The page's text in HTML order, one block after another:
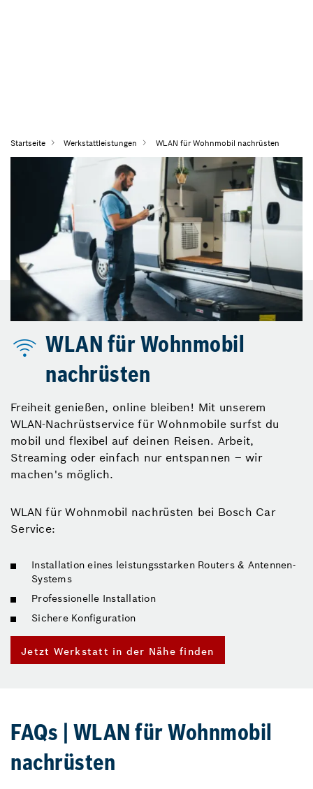
Startseite Werkstattleistungen WLAN für Wohnmobil nachrüsten
WLAN für Wohnmobil
nachrüsten
Freiheit genießen, online bleiben! Mit unserem
WLAN-Nachrüstservice für Wohnmobile surfst du
mobil und flexibel auf deinen Reisen. Arbeit,
Streaming oder einfach nur entspannen – wir
machen's möglich.
WLAN für Wohnmobil nachrüsten bei Bosch Car
Service:
Installation eines leistungsstarken Routers & Antennen-
Systems
Professionelle Installation
Sichere Konfiguration
Jetzt Werkstatt in der Nähe finden
FAQs | WLAN für Wohnmobil
nachrüsten